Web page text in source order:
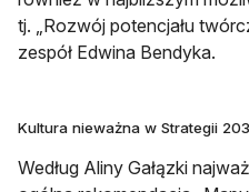
tj. „Rozwój potencjału
zespół Edwina Bendyka.
Kultura nieważna w Strategii
Według Aliny Gałązki